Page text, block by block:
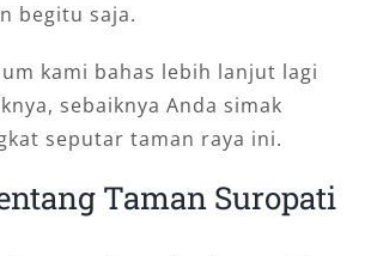
begitu saja.
kami bahas lebih lanjut lagi
sebaiknya Anda simak
seputar taman raya ini.
Taman Suropati